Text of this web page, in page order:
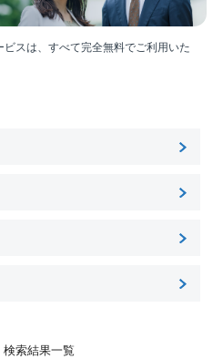
宅化リフォーム推進事業」
た良質な住宅ストックの確
びていく予想がされていま
度向上を図っております。
、注文住宅事業を中核とし
スは、すべて完全無料でご利用いた
検索結果一覧